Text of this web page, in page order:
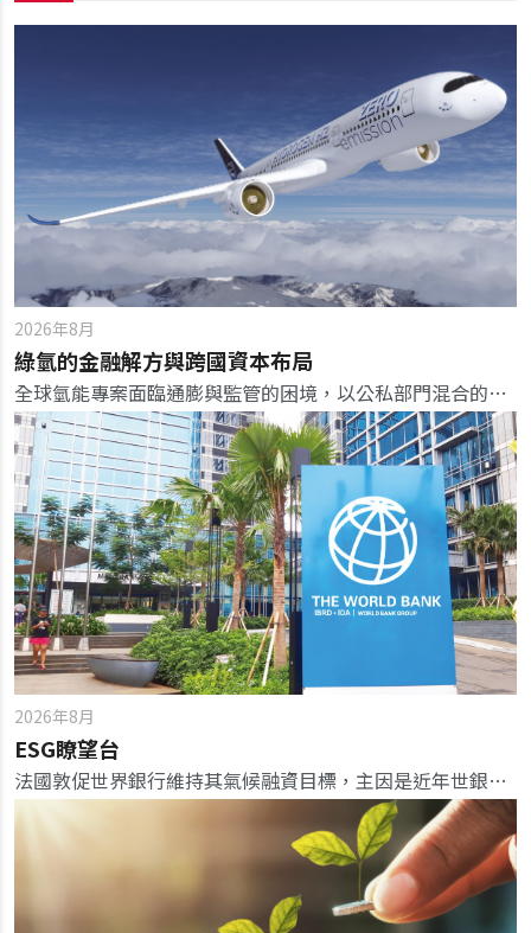
2026年8月
綠氫的金融解方與跨國資本布局
全球氫能專案面臨通膨與監管的困境，以公私部門混合的融資模式，可望加速氫能商業化。
2026年8月
ESG瞭望台
法國敦促世界銀行維持其氣候融資目標，主因是近年世銀面臨來自其最大股東美國壓力，要求改變能源路線。